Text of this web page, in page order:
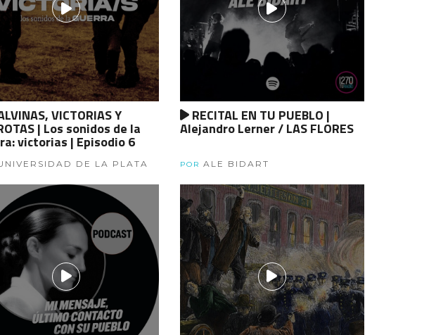
VICTORIAS Y
| Los sonidos de la
victorias | Episodio 6
DE LA PLATA
RECITAL EN TU PUEBLO |
Alejandro Lerner / LAS FLORES
POR ALE BIDART